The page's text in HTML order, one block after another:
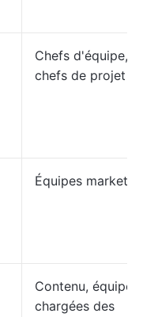
Chefs d'équipe,
chefs de projet
Équipes
Contenu, équipes
chargées des